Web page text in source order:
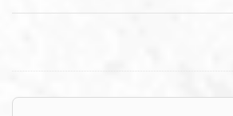
תגובה